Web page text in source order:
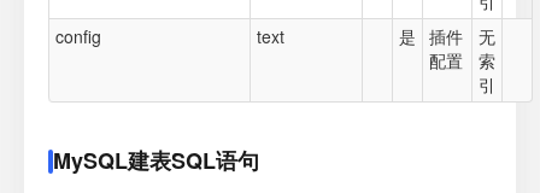
config
text 是 插件
配置
无
索
引
MySQL建表SQL语句